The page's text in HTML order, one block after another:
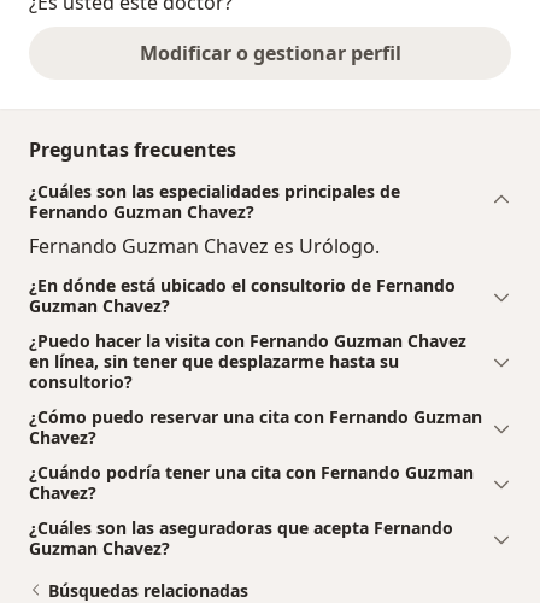
Modificar o gestionar perfil
Preguntas frecuentes
¿Cuáles son las especialidades principales de
Fernando Guzman Chavez?
Fernando Guzman Chavez es Urólogo.
¿En dónde está ubicado el consultorio de Fernando
Guzman Chavez?
¿Puedo hacer la visita con Fernando Guzman Chavez
en línea, sin tener que desplazarme hasta su
consultorio?
¿Cómo puedo reservar una cita con Fernando Guzman
Chavez?
¿Cuándo podría tener una cita con Fernando Guzman
Chavez?
¿Cuáles son las aseguradoras que acepta Fernando
Guzman Chavez?
Búsquedas relacionadas